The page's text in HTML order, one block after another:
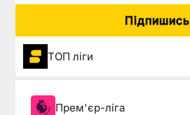
Підпишись
ТОП ліги
Прем'єр-ліга